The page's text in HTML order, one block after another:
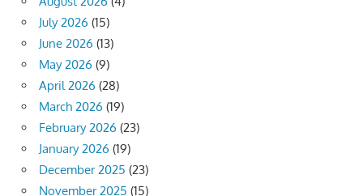
July 2026 (15)
June 2026 (13)
May 2026 (9)
April 2026 (28)
March 2026 (19)
February 2026 (23)
January 2026 (19)
December 2025 (23)
November 2025 (15)